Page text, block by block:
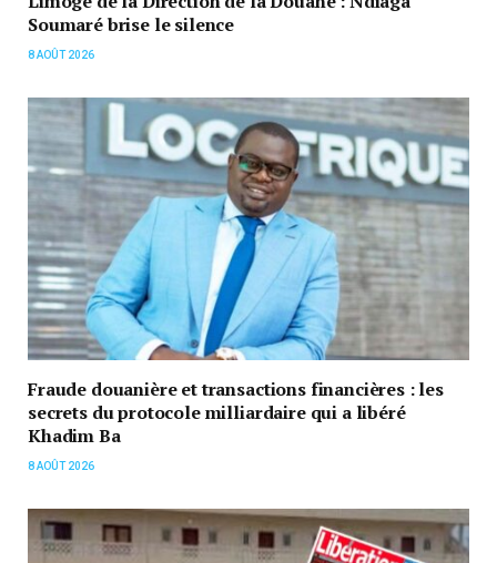
Soumaré brise le silence
8 AOÛT 2026
Fraude douanière et transactions financières : les
secrets du protocole milliardaire qui a libéré
Khadim Ba
8 AOÛT 2026